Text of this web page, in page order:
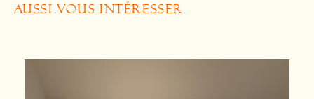
AUSSI VOUS INTÉRESSER